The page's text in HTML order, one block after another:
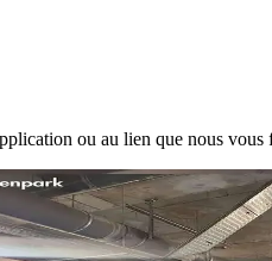
ou au lien que nous